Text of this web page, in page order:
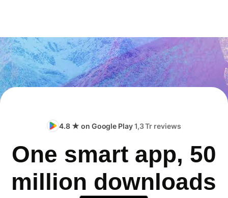
4.8 ★ on Google Play1,3 Tr reviews
One smart app, 50
million downloads